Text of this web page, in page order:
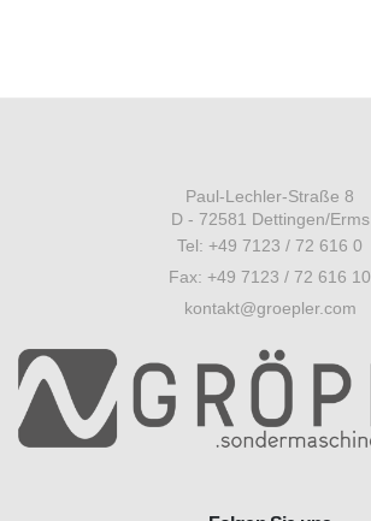
Paul-Lechler-Straße 8
D - 72581 Dettingen/Erms
Tel: +49 7123 / 72 616 0
Fax: +49 7123 / 72 616 10
kontakt@groepler.com